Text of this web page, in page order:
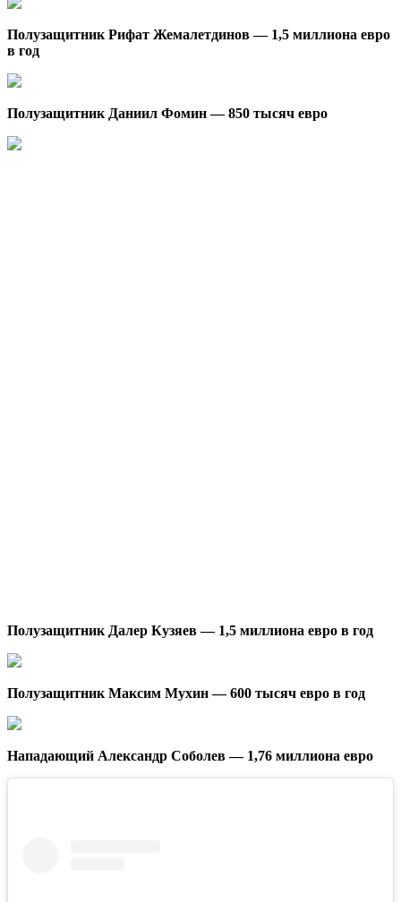
Полузащитник Рифат Жемалетдинов — 1,5 миллиона евро
в год
Полузащитник Даниил Фомин — 850 тысяч евро
Полузащитник Далер Кузяев — 1,5 миллиона евро в год
Полузащитник Максим Мухин — 600 тысяч евро в год
Нападающий Александр Соболев — 1,76 миллиона евро